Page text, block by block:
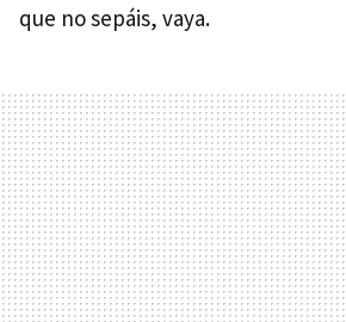
que no sepáis, vaya.